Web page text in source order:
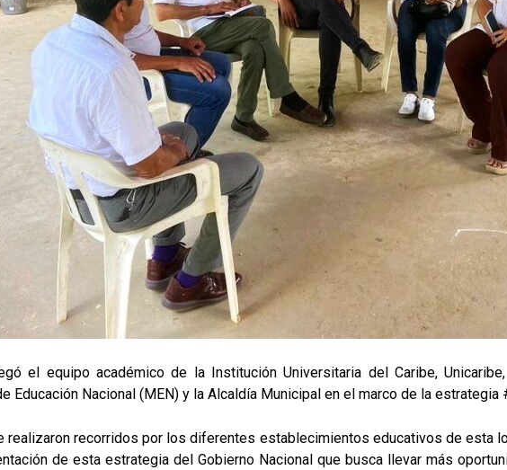
el equipo académico de la Institución Universitaria del Caribe,
Educación Nacional (MEN) y la Alcaldía Municipal en el marco de la estrategia
realizaron recorridos por los diferentes establecimientos educativos de esta
de esta estrategia del Gobierno Nacional que busca llevar más